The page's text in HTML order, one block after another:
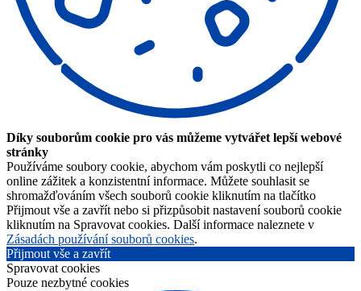
Díky souborům cookie pro vás můžeme vytvářet lepší webové
stránky
Používáme soubory cookie, abychom vám poskytli co nejlepší
online zážitek a konzistentní informace. Můžete souhlasit se
shromažďováním všech souborů cookie kliknutím na tlačítko
Přijmout vše a zavřít nebo si přizpůsobit nastavení souborů cookie
kliknutím na Spravovat cookies. Další informace naleznete v
Zásadách používání souborů cookies.
Přijmout vše a zavřít
Spravovat cookies
Pouze nezbytné cookies